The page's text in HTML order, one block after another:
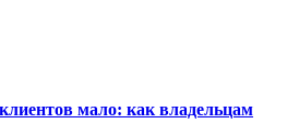
мало: как владельцам